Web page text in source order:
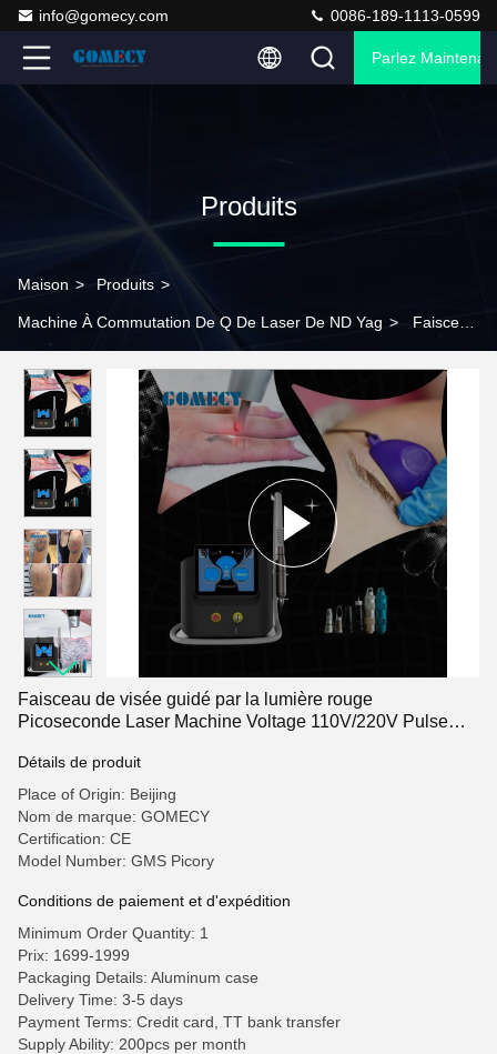
info@gomecy.com 0086-189-1113-0599
Parlez
Produits
Maison > Produits >
Machine À Commutation De Q De Laser De ND Yag > Faisceau
Voltage 110V/220V Pulse Energy Energy Max 2000mj
Faisceau de visée guidé par la lumière rouge
Picoseconde Laser Machine Voltage 110V/220V Pulse
Détails de produit
Place of Origin: Beijing
Nom de marque: GOMECY
Certification: CE
Model Number: GMS Picory
Conditions de paiement et d'expédition
Minimum Order Quantity: 1
Prix: 1699-1999
Packaging Details: Aluminum case
Delivery Time: 3-5 days
Payment Terms: Credit card, TT bank transfer
Supply Ability: 200pcs per month